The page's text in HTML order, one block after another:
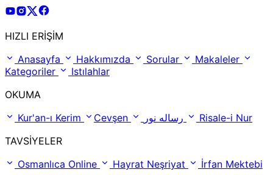
Risale Online Youtube Hesabı
Risale Online Instagram Hesabı
Risale Online X Hesabı
HIZLI ERİŞİM
Anasayfa
Hakkımızda Sorular
Makaleler
Kategoriler
Istılahlar
OKUMA
Kur'an-ı Kerim
Cevşen
Risale-i Nur
TAVSİYELER
Osmanlıca Online
Hayrat Neşriyat İrfan Mektebi